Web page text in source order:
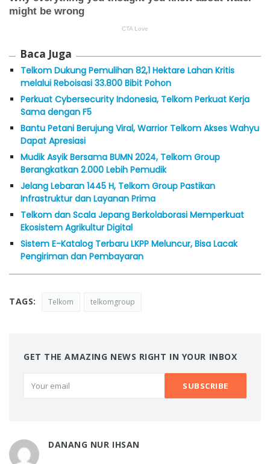
Baca Juga
Telkom Dukung Pemulihan 82,1 Hektare Lahan Kritis
melalui Reboisasi 33.800 Bibit Pohon
Perkuat Cybersecurity Indonesia, Telkom Perkuat Kerja
Sama dengan F5
Bantu Petani Berujung Viral, Warrior Telkom Akses Wahyu
Dapat Apresiasi
Mudik Asyik Bersama BUMN 2024, Telkom Group
Berangkatkan 2.000 Lebih Pemudik
Jelang Lebaran 1445 H, Telkom Group Pastikan
Infrastruktur dan Layanan Prima
Telkom dan Scala Jepang Berkolaborasi Memperkuat
Ekosistem Agrikultur Digital
Sistem E-Katalog Terbaru LKPP Meluncur, Bisa Lacak
Pengiriman dan Pembayaran
TAGS: Telkom telkomgroup
GET THE AMAZING NEWS RIGHT IN YOUR INBOX
DANANG NUR IHSAN